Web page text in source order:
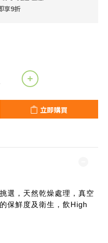
享9折
立即購買
選，天然乾燥處理，真空
保鮮度及衛生，飲High